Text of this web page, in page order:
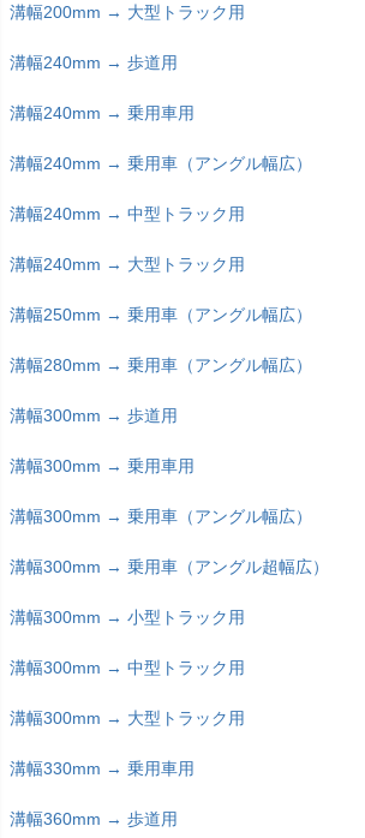
溝幅200mm → 大型トラック用
溝幅240mm → 歩道用
溝幅240mm → 乗用車用
溝幅240mm → 乗用車（アングル幅広）
溝幅240mm → 中型トラック用
溝幅240mm → 大型トラック用
溝幅250mm → 乗用車（アングル幅広）
溝幅280mm → 乗用車（アングル幅広）
溝幅300mm → 歩道用
溝幅300mm → 乗用車用
溝幅300mm → 乗用車（アングル幅広）
溝幅300mm → 乗用車（アングル超幅広）
溝幅300mm → 小型トラック用
溝幅300mm → 中型トラック用
溝幅300mm → 大型トラック用
溝幅330mm → 乗用車用
溝幅360mm → 歩道用